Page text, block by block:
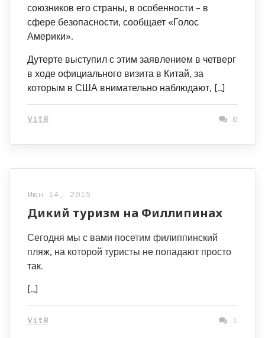
союзников его страны, в особенности – в
сфере безопасности, сообщает «Голос
Америки».
Дутерте выступил с этим заявлением в четверг
в ходе официального визита в Китай, за
которым в США внимательно наблюдают, […]
VitR 0
Июн 14, 2015
Дикий туризм на Филлипинах
Сегодня мы с вами посетим филиппинский
пляж, на которой туристы не попадают просто
так.
[…]
VitR 1